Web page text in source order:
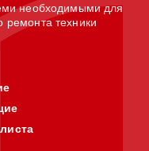
необходимыми для
ремонта техники